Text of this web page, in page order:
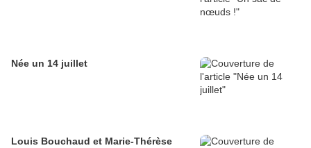
Née un 14 juillet
Louis Bouchaud et Marie-Thérèse